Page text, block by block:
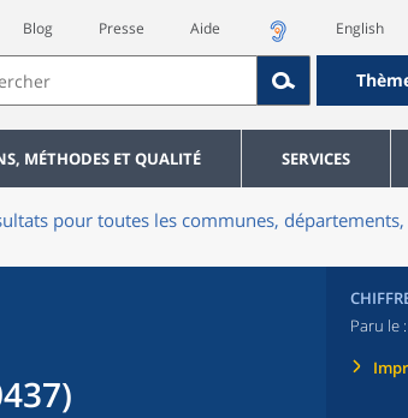
Blog Presse Aide English
MÉTHODES ET QUALITÉ SERVICES
pour toutes les communes,
Paru le